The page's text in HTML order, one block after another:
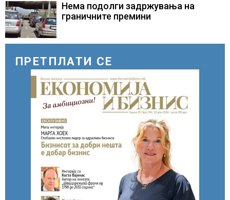
Нема подолги задржувања на
граничните премини
ПРЕТПЛАТИ СЕ